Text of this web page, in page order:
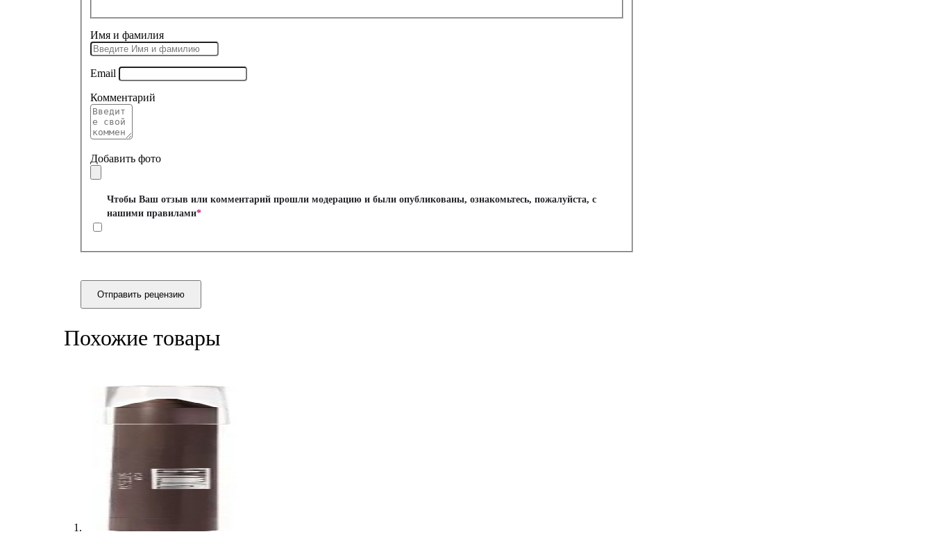
Имя и фамилия
Email
Комментарий
Добавить фото
Чтобы Ваш отзыв или комментарий прошли модерацию и были опубликованы, ознакомьтесь, пожалуйста, с
нашими правилами*
Отправить рецензию
Похожие товары